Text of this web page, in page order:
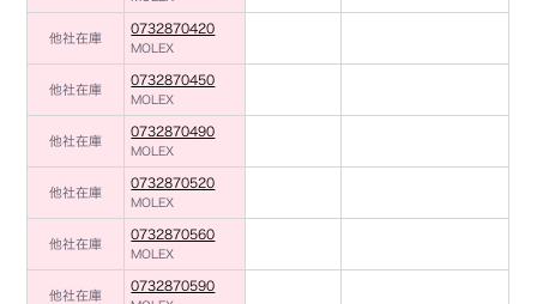
他社在庫
0732870420
MOLEX
他社在庫
0732870450
MOLEX
他社在庫
0732870490
MOLEX
他社在庫
0732870520
MOLEX
他社在庫
0732870560
MOLEX
他社在庫
0732870590